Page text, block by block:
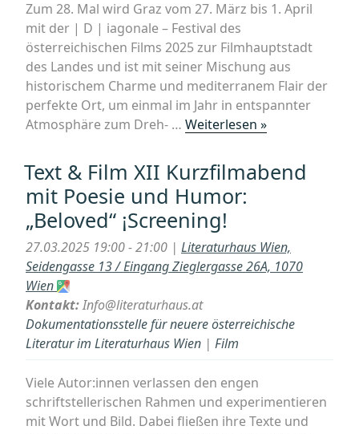
+
SYNEMA-
Buch
„Befreite
Leinwände““
Zum 28. Mal wird Graz vom 27. März bis 1. April
mit der | D | iagonale – Festival des
österreichischen Films 2025 zur Filmhauptstadt
des Landes und ist mit seiner Mischung aus
historischem Charme und mediterranem Flair der
perfekte Ort, um einmal im Jahr in entspannter
Atmosphäre zum Dreh- … Weiterlesen »„Graz:
&
»AUS
DEM
GIFTSCHRANK«
Das
Wien-
Film“
Text & Film XII Kurzfilmabend
mit Poesie und Humor:
„Beloved“ ¡Screening!
27.03.2025 19:00 - 21:00 | Literaturhaus Wien,
Seidengasse 13 / Eingang Zieglergasse 26A, 1070
Wien
Kontakt:Info@literaturhaus.at
Dokumentationsstelle für neuere österreichische
Literatur im Literaturhaus Wien | Film
Viele Autor:innen verlassen den engen
schriftstellerischen Rahmen und experimentieren
mit Wort und Bild. Dabei fließen ihre Texte und